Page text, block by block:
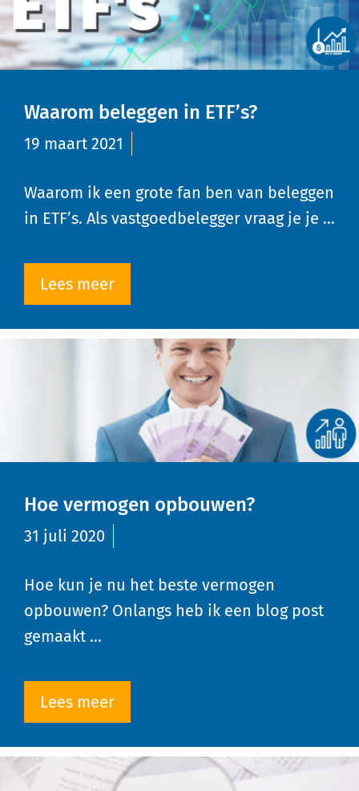
Waarom beleggen in ETF’s?
19 maart 2021
Waarom ik een grote fan ben van beleggen
in ETF’s. Als vastgoedbelegger vraag je je …
Lees meer
Hoe vermogen opbouwen?
31 juli 2020
Hoe kun je nu het beste vermogen
opbouwen? Onlangs heb ik een blog post
gemaakt …
Lees meer